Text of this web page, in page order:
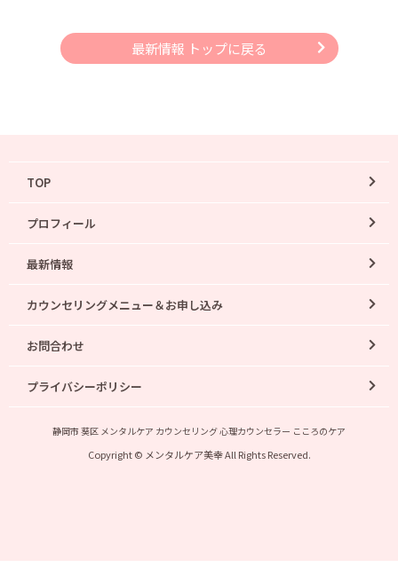
最新情報 トップに戻る
TOP
プロフィール
最新情報
カウンセリングメニュー＆お申し込み
お問合わせ
プライバシーポリシー
静岡市 葵区 メンタルケア カウンセリング 心理カウンセラー こころのケア
Copyright © メンタルケア美幸 All Rights Reserved.